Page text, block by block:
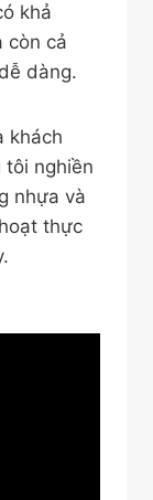
khả
còn cả
dàng.
khách
tôi nghiền
nhựa và
thực